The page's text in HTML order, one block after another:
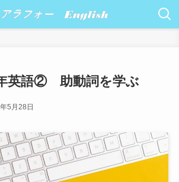
英語② 助動詞を学ぶ
5月28日